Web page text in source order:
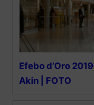
Efebo d’Oro
Akin | FOTO